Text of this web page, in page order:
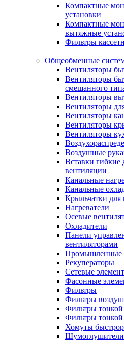
Компактные
установки
Компактные
вытяжные
Фильтры
Общеобменные
Вентиляторы
Вентиляторы
смешанного
Вентиляторы
Вентиляторы
Вентиляторы
Вентиляторы
Вентиляторы
Воздушные
Вставки гибкие
вентиляции
Канальные
Канальные
Крыльчатки для
Нагреватели
Осевые
Охладители
Панели
вентиляторами
Промышленные
Рекуператоры
Сетевые
Фасонные
Фильтры
Фильтры
Фильтры тонкой
Фильтры тонкой
Хомуты
Шумоглушители